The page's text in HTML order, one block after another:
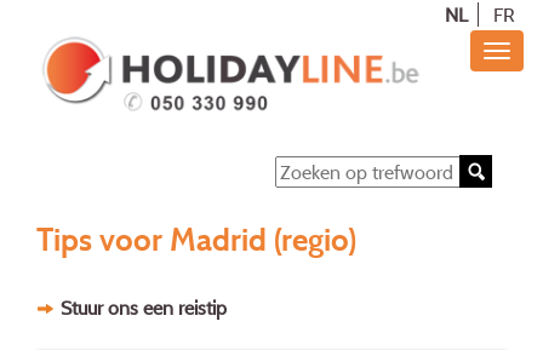
NL FR
Tips voor Madrid (regio)
Stuur ons een reistip